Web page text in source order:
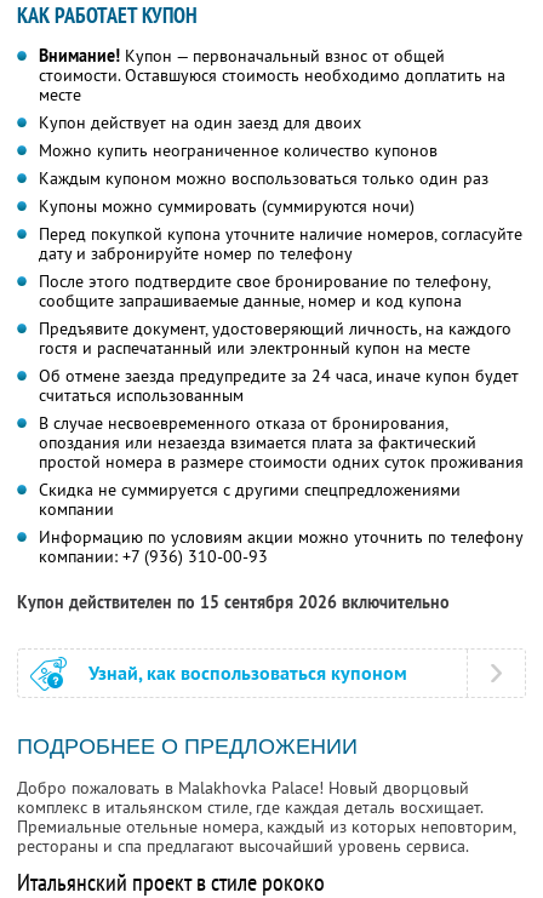
КАК РАБОТАЕТ КУПОН
Внимание! Купон — первоначальный взнос от общей
стоимости. Оставшуюся стоимость необходимо доплатить на
месте
Купон действует на один заезд для двоих
Можно купить неограниченное количество купонов
Каждым купоном можно воспользоваться только один раз
Купоны можно суммировать (суммируются ночи)
Перед покупкой купона уточните наличие номеров, согласуйте
дату и забронируйте номер по телефону
После этого подтвердите свое бронирование по телефону,
сообщите запрашиваемые данные, номер и код купона
Предъявите документ, удостоверяющий личность, на каждого
гостя и распечатанный или электронный купон на месте
Об отмене заезда предупредите за 24 часа, иначе купон будет
считаться использованным
В случае несвоевременного отказа от бронирования,
опоздания или незаезда взимается плата за фактический
простой номера в размере стоимости одних суток проживания
Скидка не суммируется с другими спецпредложениями
компании
Информацию по условиям акции можно уточнить по телефону
компании: +7 (936) 310-00-93
Купон действителен по 15 сентября 2026 включительно
Узнай, как воспользоваться купоном
ПОДРОБНЕЕ О ПРЕДЛОЖЕНИИ
Добро пожаловать в Malakhovka Palace! Новый дворцовый
комплекс в итальянском стиле, где каждая деталь восхищает.
Премиальные отельные номера, каждый из которых неповторим,
рестораны и спа предлагают высочайший уровень сервиса.
Итальянский проект в стиле рококо